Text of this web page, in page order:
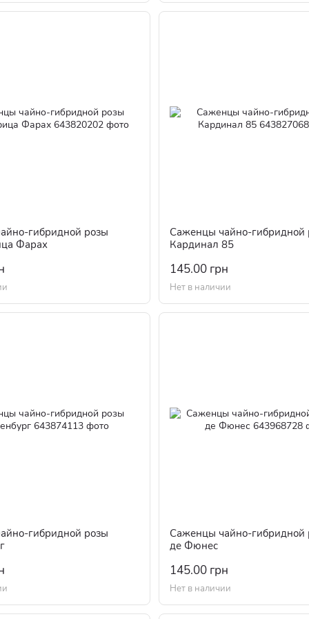
гибридной розы
Фарах
Саженцы чайно-гибридной
Кардинал 85
145.00 грн
Нет в наличии
гибридной розы
Саженцы чайно-гибридной
де Фюнес
145.00 грн
Нет в наличии